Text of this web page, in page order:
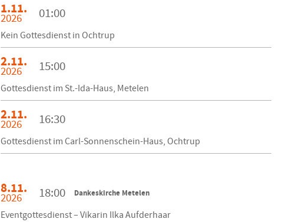
1.11.
2026 01:00
Kein Gottesdienst in Ochtrup
2.11.
2026 15:00
Gottesdienst im St.-Ida-Haus, Metelen
2.11.
2026 16:30
Gottesdienst im Carl-Sonnenschein-Haus, Ochtrup
8.11.
2026 18:00 Dankeskirche Metelen
Eventgottesdienst – Vikarin Ilka Aufderhaar